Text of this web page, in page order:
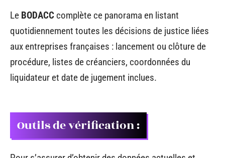
Le BODACC complète ce panorama en listant
quotidiennement toutes les décisions de justice liées
aux entreprises françaises : lancement ou clôture de
procédure, listes de créanciers, coordonnées du
liquidateur et date de jugement inclues.
Outils de vérification :